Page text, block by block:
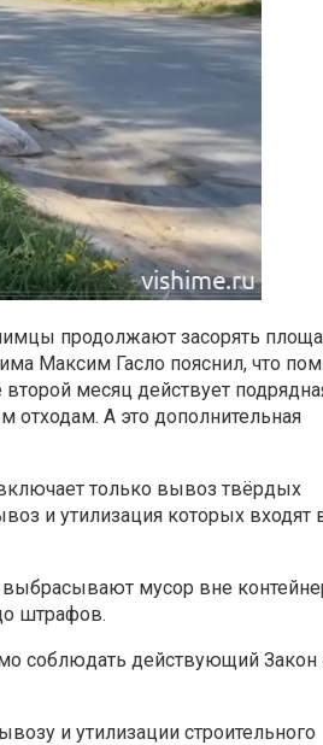
продолжают засорять
Максим Гасло пояснил, что
месяц действует
А это дополнительная
только вывоз твёрдых
и утилизация которых входят
мусор вне
штрафов.
соблюдать действующий Закон
и утилизации строительного